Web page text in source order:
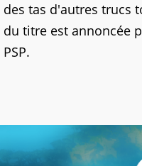
des tas d'autres trucs
du titre est annoncée
PSP.